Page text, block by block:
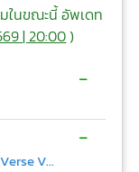
ในขณะนี้ อัพเดท
| 20:00)
-
FREEHAND (genie Verse Vol.1)
-